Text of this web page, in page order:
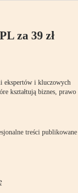
za 39 zł
ekspertów i kluczowych
kształtują biznes, prawo
treści publikowane